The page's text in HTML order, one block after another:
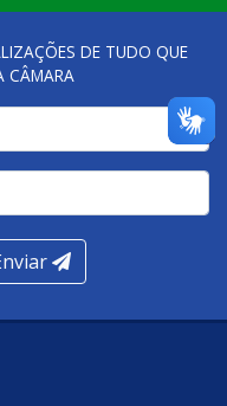
DE TUDO QUE
CÂMARA